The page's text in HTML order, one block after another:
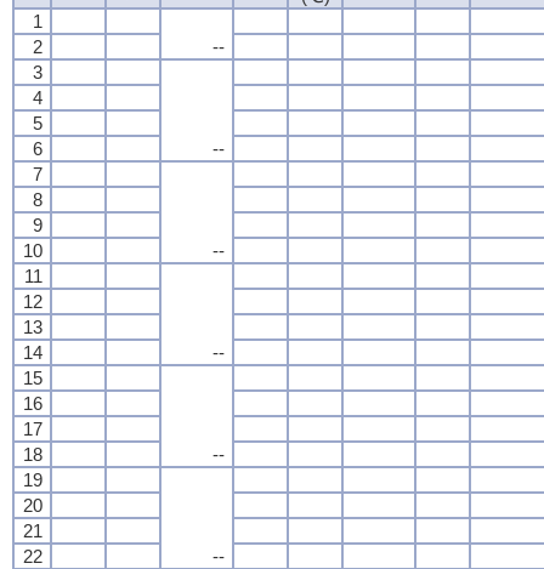
1
--
2
3
--
4
5
6
7
--
8
9
10
11
--
12
13
14
15
--
16
17
18
19
--
20
21
22